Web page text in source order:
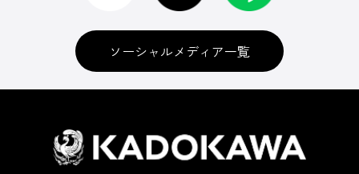
ソーシャルメディア一覧